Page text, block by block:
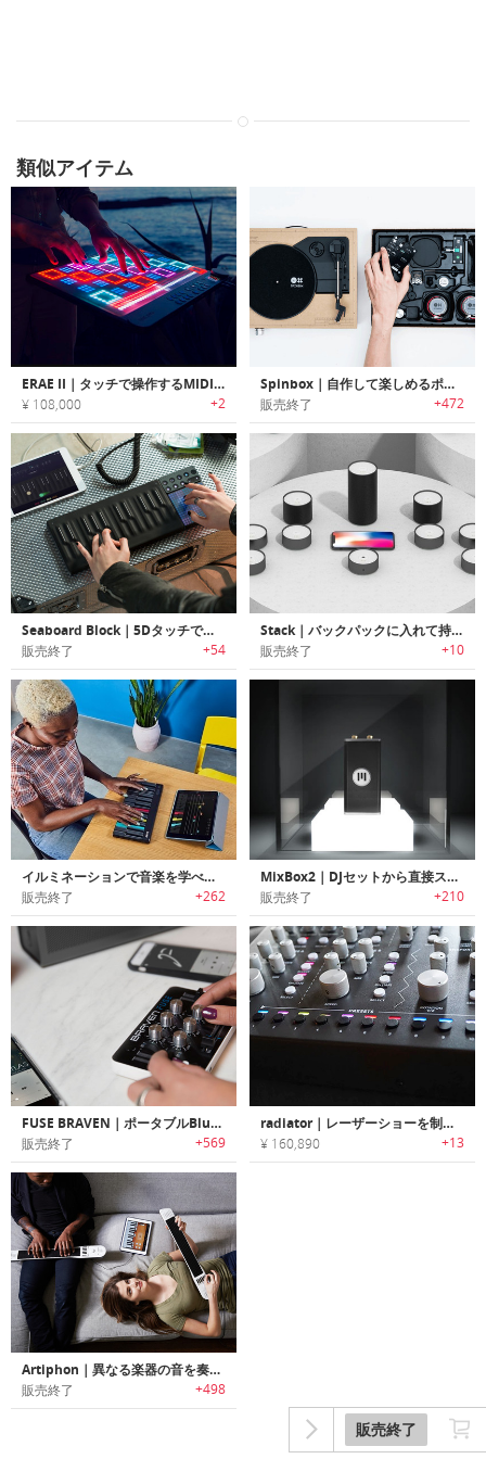
販売終了
類似アイテム
ERAE II｜タッチで操作するMIDIコントローラー・ルーパー
¥ 108,000 +2
Spinbox｜自作して楽しめるポータブルDIYターンテーブルキット「スピンボックス」
販売終了 +472
Seaboard Block｜5Dタッチで演奏可能なシンセサイザー「シーボードブロック」
販売終了 +54
Stack｜バックパックに入れて持ち運べる本格サウンドDJブース「スタック」
販売終了 +10
イルミネーションで音楽を学べるポータブルキーボード「LUMI（ルミ）」
販売終了 +262
MixBox2｜DJセットから直接スマホに録音/シェア可能なポータブルデバイス「ミックスボックス2」
販売終了 +210
FUSE BRAVEN｜ポータブルBluetoothオーディオミキサー「フューズ」
販売終了 +569
radiator｜レーザーショーを制御可能なレーザーシンセサイザー「レディエイター」
¥ 160,890 +13
Artiphon｜異なる楽器の音を奏でる未来のスマート楽器「アーティフォン」
販売終了 +498